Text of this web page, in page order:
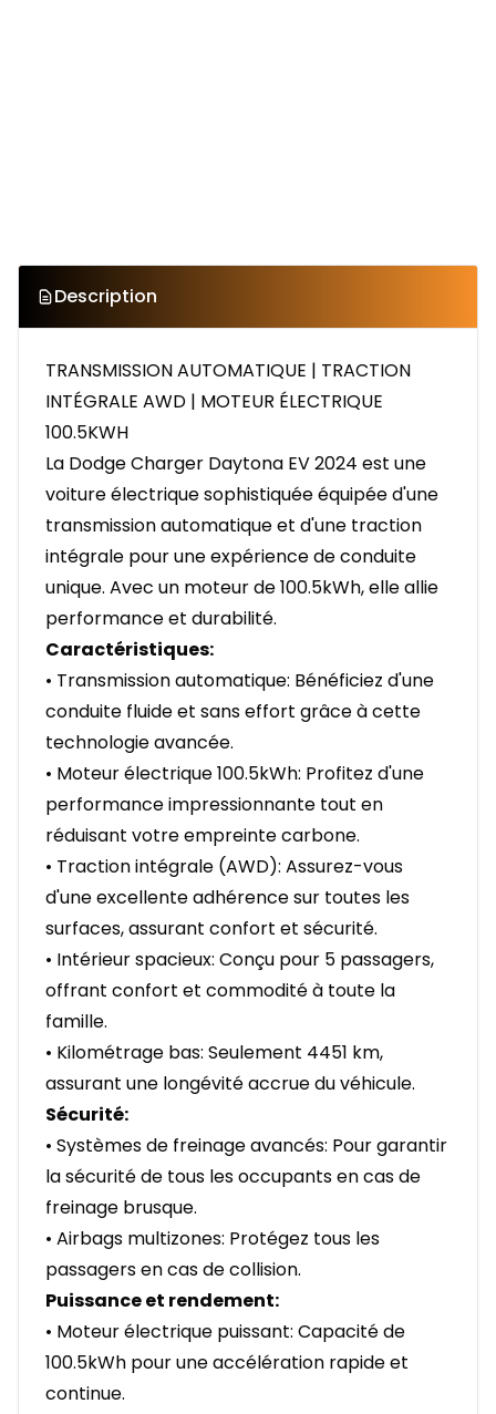
Description
TRANSMISSION AUTOMATIQUE | TRACTION
INTÉGRALE AWD | MOTEUR ÉLECTRIQUE
100.5KWH
La Dodge Charger Daytona EV 2024 est une
voiture électrique sophistiquée équipée d'une
transmission automatique et d'une traction
intégrale pour une expérience de conduite
unique. Avec un moteur de 100.5kWh, elle allie
performance et durabilité.
Caractéristiques:
• Transmission automatique: Bénéficiez d'une
conduite fluide et sans effort grâce à cette
technologie avancée.
• Moteur électrique 100.5kWh: Profitez d'une
performance impressionnante tout en
réduisant votre empreinte carbone.
• Traction intégrale (AWD): Assurez-vous
d'une excellente adhérence sur toutes les
surfaces, assurant confort et sécurité.
• Intérieur spacieux: Conçu pour 5 passagers,
offrant confort et commodité à toute la
famille.
• Kilométrage bas: Seulement 4451 km,
assurant une longévité accrue du véhicule.
Sécurité:
• Systèmes de freinage avancés: Pour garantir
la sécurité de tous les occupants en cas de
freinage brusque.
• Airbags multizones: Protégez tous les
passagers en cas de collision.
Puissance et rendement:
• Moteur électrique puissant: Capacité de
100.5kWh pour une accélération rapide et
continue.